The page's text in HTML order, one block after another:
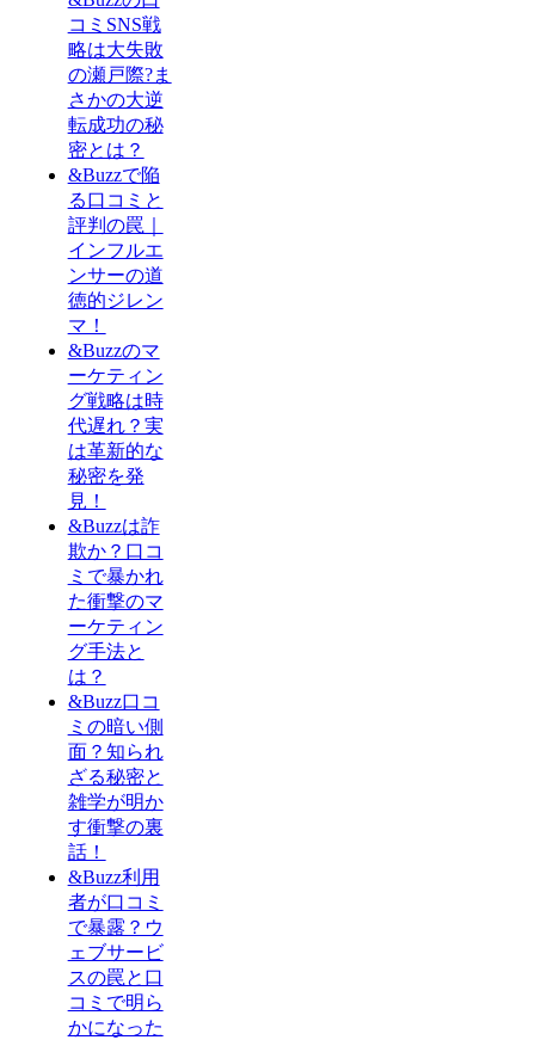
コミSNS戦
略は大失敗
の瀬戸際?ま
さかの大逆
転成功の秘
密とは？
&Buzzで陥
る口コミと
評判の罠｜
インフルエ
ンサーの道
徳的ジレン
マ！
&Buzzのマ
ーケティン
グ戦略は時
代遅れ？実
は革新的な
秘密を発
見！
&Buzzは詐
欺か？口コ
ミで暴かれ
た衝撃のマ
ーケティン
グ手法と
は？
&Buzz口コ
ミの暗い側
面？知られ
ざる秘密と
雑学が明か
す衝撃の裏
話！
&Buzz利用
者が口コミ
で暴露？ウ
ェブサービ
スの罠と口
コミで明ら
かになった